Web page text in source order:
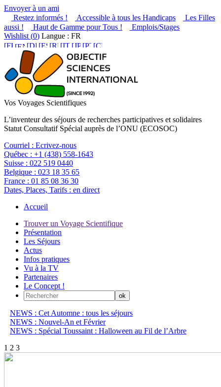
Envoyer à un ami
Restez informés !
Accessible à tous les Handicaps
Les Filles
aussi !
Haut de Gamme pour Tous !
Emplois/Stages
Wishlist (0) Langue : FR
Vos Voyages Scientifiques
L’inventeur des séjours de recherches participatives et solidaires
Statut Consultatif Spécial auprès de l’ONU (ECOSOC)
Courriel : Ecrivez-nous
Québec : +1 (438) 558-1643
Suisse : 022 519 0440
Belgique : 023 18 35 65
France : 01 85 08 36 30
Dates, Places, Tarifs : en direct
Accueil
Trouver un Voyage Scientifique
Présentation
Les Séjours
Actus
Infos pratiques
Vu à la TV
Partenaires
Le Concept !
NEWS : Cet Automne : tous les séjours
NEWS : Nouvel-An et Février
NEWS : Spécial Toussaint : Halloween au Fil de l’Arbre
1 2 3